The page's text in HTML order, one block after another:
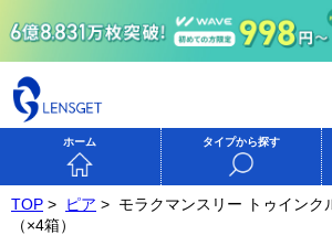
ホーム タイプから探す
TOP > ピア > モラクマンスリー トゥインク
（×4箱）